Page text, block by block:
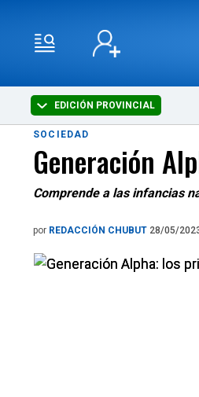
EDICIÓN PROVINCIAL
SOCIEDAD
Generación
Comprende a las infancias
por REDACCIÓN CHUBUT 28/05/